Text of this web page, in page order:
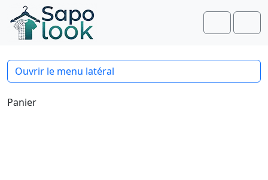
Aller au contenu
Skip to footer
Account
Panier
Ouvrir le menu latéral